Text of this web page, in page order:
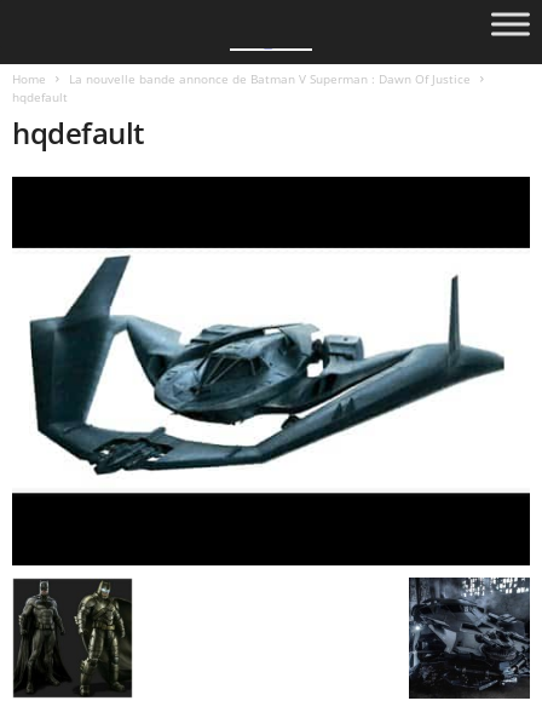
Home
La nouvelle bande annonce de Batman V Superman : Dawn Of Justice
hqdefault
hqdefault